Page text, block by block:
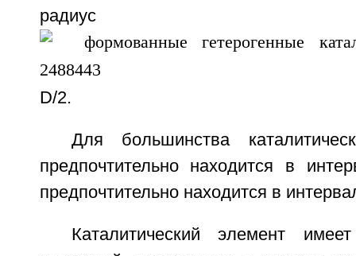
D/2.
Для большинства
предпочтительно находится в
предпочтительно находится в
Каталитический элемент